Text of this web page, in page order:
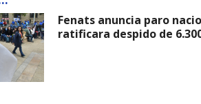
Fenats anuncia paro
ratificara despido de